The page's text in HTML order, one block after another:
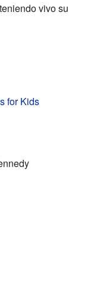
vivo su
for Kids